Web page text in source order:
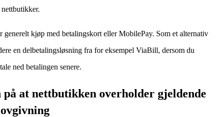
generelt kjøp med betalingskort eller MobilePay. Som et alternativ
en delbetalingsløsning fra for eksempel ViaBill, dersom du
ned betalingen senere.
på at nettbutikken overholder gjeldende